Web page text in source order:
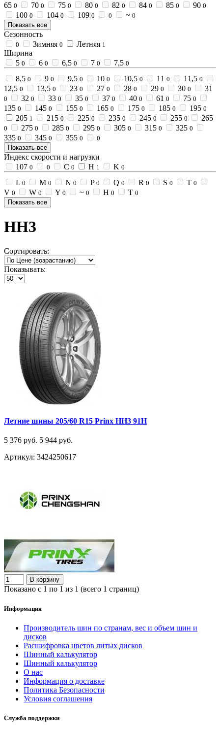
65 0 70 0 75 0 80 0 82 0 84 0 85 0 90 0
100 0 104 0 109 0 0 ~ 0
Показать все
Сезонность
0 Зимняя 0 Летняя 1
Ширина
5 0 6 0 6,5 0 7 0 7,5 0
8,5 0 9 0 9,5 0 10 0 10,5 0 11 0 11,5 0
12,5 0 13,5 0 23 0 27 0 28 0 29 0 30 0 31
0 32 0 33 0 35 0 37 0 40 0 61 0 75 0
135 0 145 0 155 0 165 0 175 0 185 0 195 0
205 1 215 0 225 0 235 0 245 0 255 0 265
0 275 0 285 0 295 0 305 0 315 0 325 0
335 0 345 0 355 0
0
Показать все
Индекс скорости и нагрузки
107 0 0 C 0 H 1 K 0
L 0 M 0 N 0 P 0 Q 0 R 0 S 0 T 0
V 0 W 0 Y 0 ~ 0 Н 0 Т 0
Показать все
HH3
Сортировать:
Показывать:
Летние шины 205/60 R15 Prinx HH3 91H
5 376 руб. 5 944 руб.
Артикул: 3424250617
В корзину
Показано с 1 по 1 из 1 (всего 1 страниц)
Информация
Производитель шин по странам, вес и объем шин и
дисков
Расшифровка цветов литых дисков
Шинный калькулятор
Шинный калькулятор
О нас
Информация о доставке
Политика Безопасности
Условия соглашения
Служба поддержки